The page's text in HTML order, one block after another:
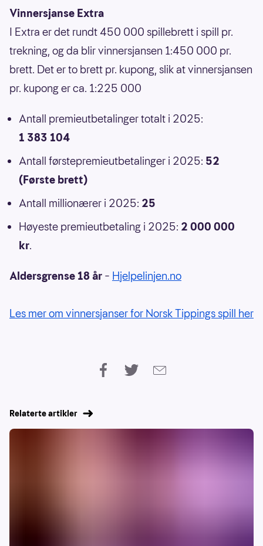
Vinnersjanse Extra
I Extra er det rundt 450 000 spillebrett i spill pr.
trekning, og da blir vinnersjansen 1:450 000 pr.
brett. Det er to brett pr. kupong, slik at vinnersjansen
pr. kupong er ca. 1:225 000
Antall premieutbetalinger totalt i 2025:
1 383 104
Antall førstepremieutbetalinger i 2025: 52
(Første brett)
Antall millionærer i 2025: 25
Høyeste premieutbetaling i 2025: 2 000 000
kr.
Aldersgrense 18 år – Hjelpelinjen.no
Les mer om vinnersjanser for Norsk Tippings spill her
Relaterte artikler